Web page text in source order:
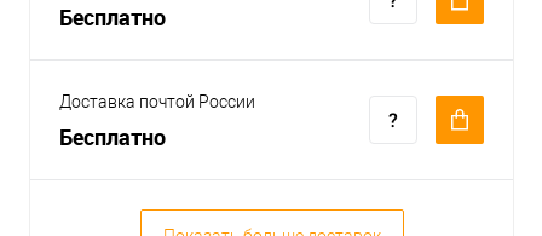
Бесплатно
Доставка почтой России
Бесплатно